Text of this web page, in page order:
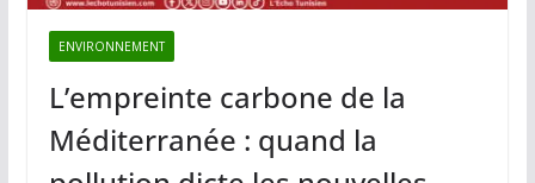
ENVIRONNEMENT
L’empreinte carbone de la
Méditerranée : quand la